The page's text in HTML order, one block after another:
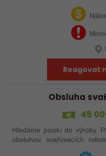
společnosti v Hranicích
svařováním v moderní
Reagovat
Obsluha
45
Hledáme posilu do výroby.
obsluhou svařovacích